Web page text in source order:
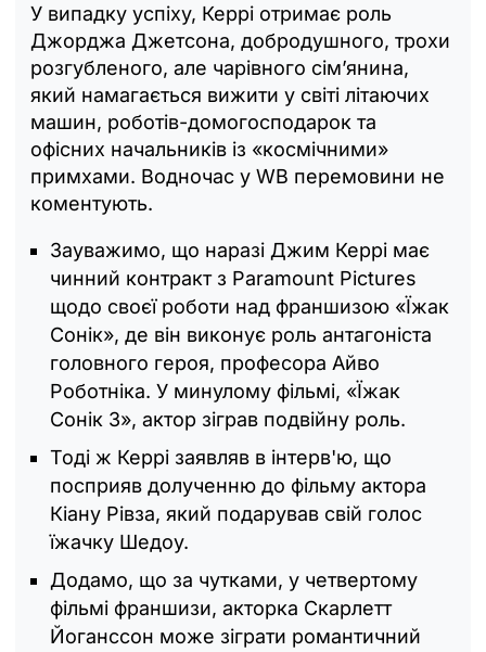
У випадку успіху, Керрі отримає роль
Джорджа Джетсона, добродушного, трохи
розгубленого, але чарівного сім’янина,
який намагається вижити у світі літаючих
машин, роботів-домогосподарок та
офісних начальників із «космічними»
примхами. Водночас у WB перемовини не
коментують.
Зауважимо, що наразі Джим Керрі має
чинний контракт з Paramount Pictures
щодо своєї роботи над франшизою «Їжак
Сонік», де він виконує роль антагоніста
головного героя, професора Айво
Роботніка. У минулому фільмі, «Їжак
Сонік 3», актор зіграв подвійну роль.
Тоді ж Керрі заявляв в інтерв'ю, що
посприяв долученню до фільму актора
Кіану Рівза, який подарував свій голос
їжачку Шедоу.
Додамо, що за чутками, у четвертому
фільмі франшизи, акторка Скарлетт
Йоганссон може зіграти романтичний